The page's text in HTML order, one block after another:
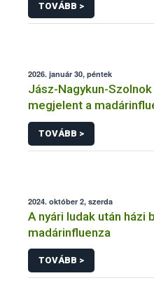
TOVÁBB >
2026. január 30, péntek
Jász-Nagykun-
megjelent a
TOVÁBB >
2024. október 2, szerda
A nyári ludak után házi
madárinfluenza
TOVÁBB >